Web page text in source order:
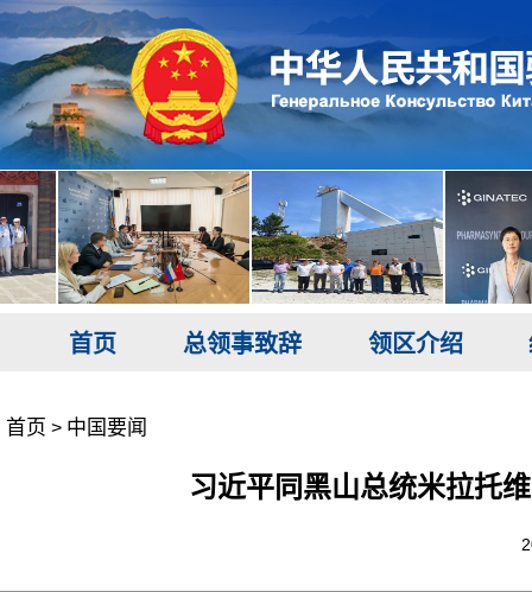
首页 总领事致辞 领区介绍
首页 > 中国要闻
习近平同黑山总统米拉托